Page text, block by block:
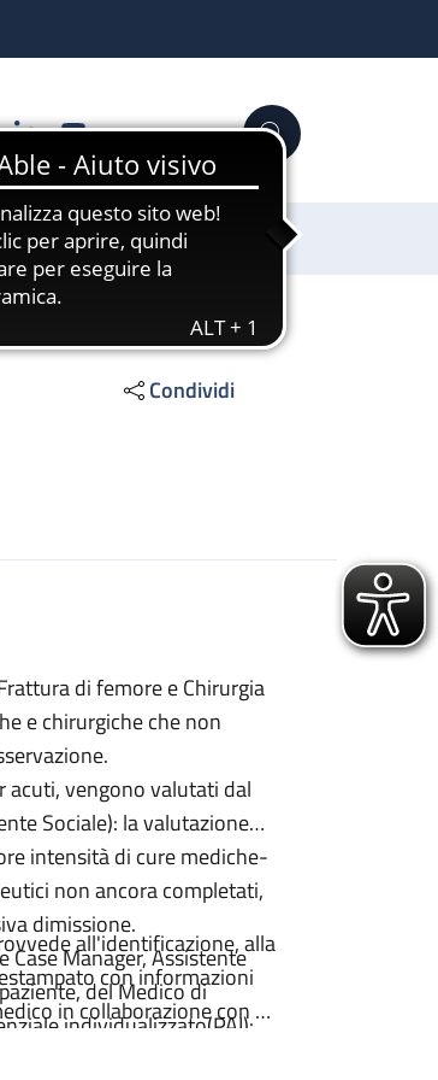
LinkedinYouTube Cerca
Condividi
di femore e Chirurgia
e chirurgiche che non
acuti, vengono valutati dal
Sociale): la valutazione
intensità di cure mediche-
non ancora completati,
dimissione.
Case Manager, Assistente
del Medico di
individualizzato(PAI):
puo anche essere via via
all'identificazione, alla
con informazioni
in collaborazione con un
il percorso